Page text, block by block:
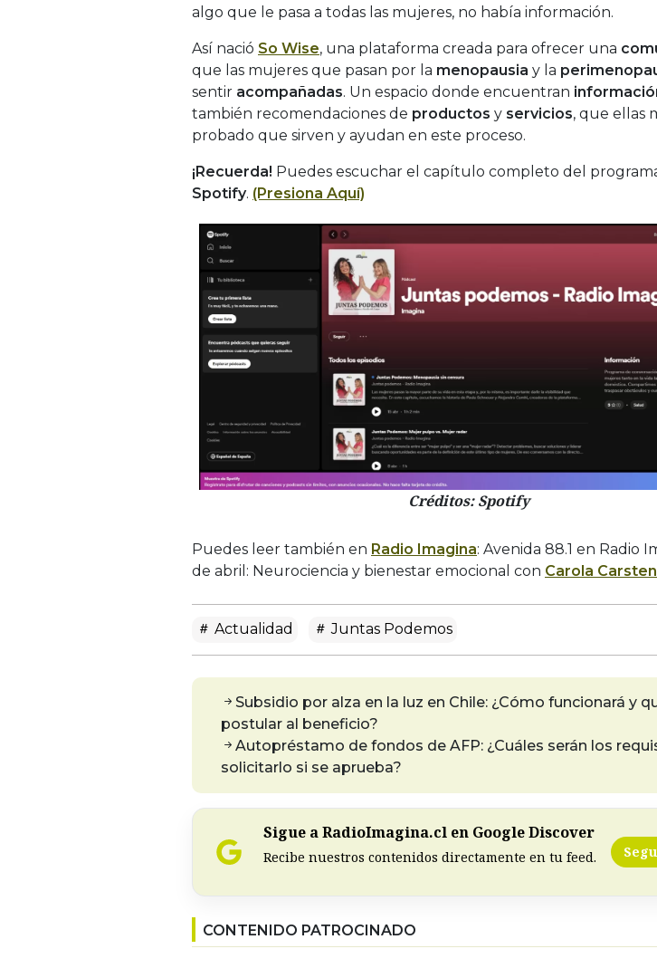
algo que le pasa a todas las mujeres, no había información.
Así nació So Wise, una plataforma creada para ofrecer una
que las mujeres que pasan por la menopausia y la
sentir acompañadas. Un espacio donde encuentran
también recomendaciones de productos y servicios, que ellas
probado que sirven y ayudan en este proceso.
¡Recuerda! Puedes escuchar el capítulo completo del
Spotify. (Presiona Aquí)
Créditos: Spotify
Puedes leer también en Radio Imagina: Avenida 88.1 en Radio
de abril: Neurociencia y bienestar emocional con Carola
Actualidad Juntas Podemos
Subsidio por alza en la luz en Chile: ¿Cómo funcionará y
postular al beneficio?
Autopréstamo de fondos de AFP: ¿Cuáles serán los
solicitarlo si se aprueba?
Sigue a RadioImagina.cl en Google Discover
Recibe nuestros contenidos directamente en tu feed.
CONTENIDO PATROCINADO